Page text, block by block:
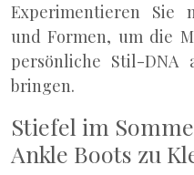
Experimentieren Sie
und Formen, um die
persönliche Stil-DNA
bringen.
Stiefel im
Ankle Boots zu